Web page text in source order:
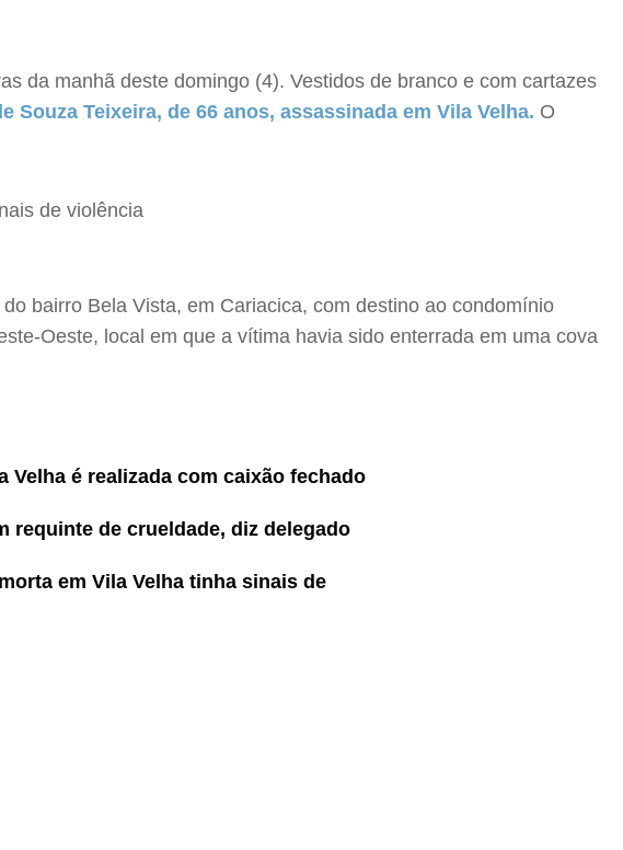
da manhã deste domingo (4). Vestidos de branco e com cartazes
Souza Teixeira, de 66 anos, assassinada em Vila Velha. O
bairro Bela Vista, em Cariacica, com destino ao condomínio
Oeste, local em que a vítima havia sido enterrada em uma cova
Velha é realizada com caixão fechado
requinte de crueldade, diz delegado
em Vila Velha tinha sinais de